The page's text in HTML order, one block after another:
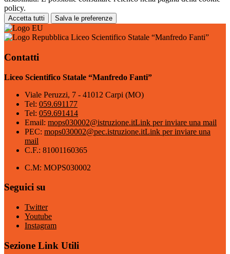
policy.
Accetta tutti Salva le preferenze
Liceo Scientifico Statale “Manfredo Fanti”
Contatti
Liceo Scientifico Statale “Manfredo Fanti”
Viale Peruzzi, 7 - 41012 Carpi (MO)
Tel: 059.691177
Tel: 059.691414
Email: mops030002@istruzione.itLink per inviare una mail
PEC: mops030002@pec.istruzione.itLink per inviare una
mail
C.F.: 81001160365
C.M: MOPS030002
Seguici su
Twitter
Youtube
Instagram
Sezione Link Utili